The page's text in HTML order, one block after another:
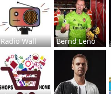
Radio Wall Bernd Leno